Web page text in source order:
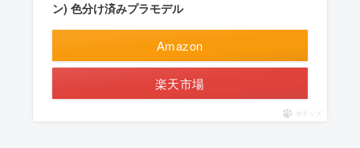
ン) 色分け済みプラモデル
Amazon
楽天市場
ポチップ